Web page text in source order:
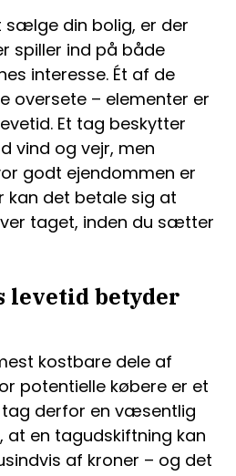
sælge din bolig, er der
spiller ind på både
interesse. Ét af de
oversete – elementer er
Et tag beskytter
vind og vejr, men
godt ejendommen er
kan det betale sig at
taget, inden du sætter
levetid betyder
kostbare dele af
potentielle købere er et
derfor en væsentlig
at en tagudskiftning kan
af kroner – og det